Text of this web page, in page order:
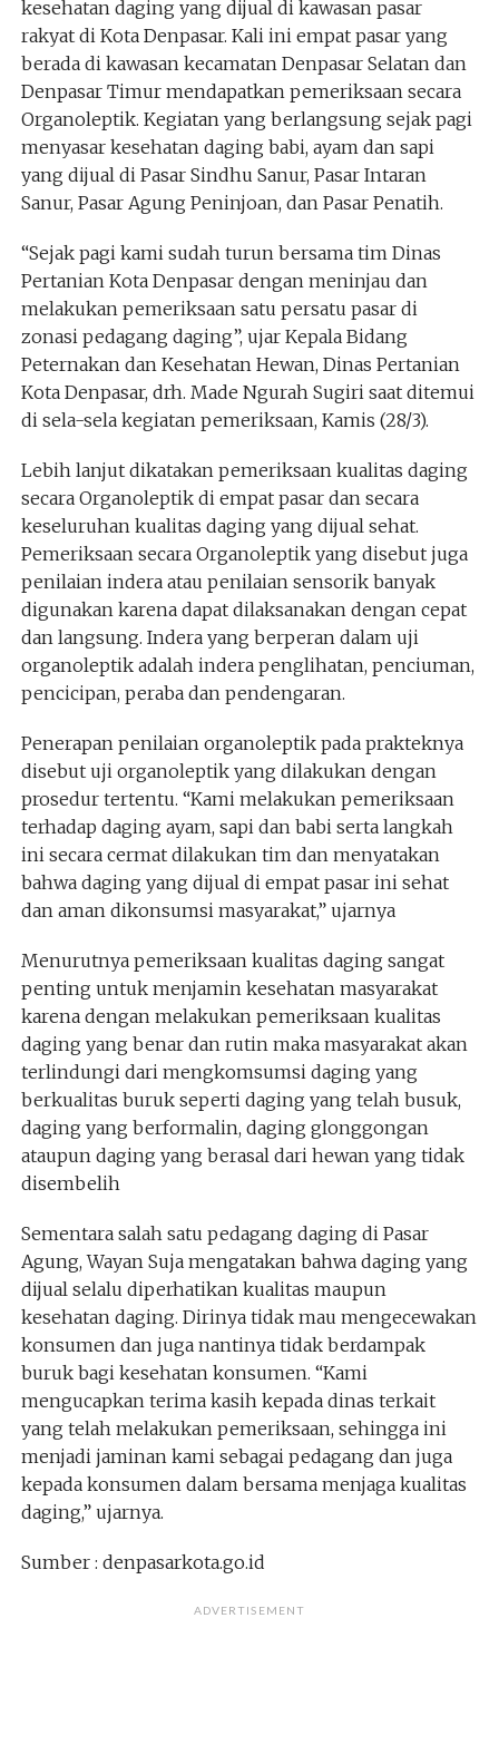
kesehatan daging yang dijual di kawasan pasar
rakyat di Kota Denpasar. Kali ini empat pasar yang
berada di kawasan kecamatan Denpasar Selatan dan
Denpasar Timur mendapatkan pemeriksaan secara
Organoleptik. Kegiatan yang berlangsung sejak pagi
menyasar kesehatan daging babi, ayam dan sapi
yang dijual di Pasar Sindhu Sanur, Pasar Intaran
Sanur, Pasar Agung Peninjoan, dan Pasar Penatih.
“Sejak pagi kami sudah turun bersama tim Dinas
Pertanian Kota Denpasar dengan meninjau dan
melakukan pemeriksaan satu persatu pasar di
zonasi pedagang daging”, ujar Kepala Bidang
Peternakan dan Kesehatan Hewan, Dinas Pertanian
Kota Denpasar, drh. Made Ngurah Sugiri saat ditemui
di sela-sela kegiatan pemeriksaan, Kamis (28/3).
Lebih lanjut dikatakan pemeriksaan kualitas daging
secara Organoleptik di empat pasar dan secara
keseluruhan kualitas daging yang dijual sehat.
Pemeriksaan secara Organoleptik yang disebut juga
penilaian indera atau penilaian sensorik banyak
digunakan karena dapat dilaksanakan dengan cepat
dan langsung. Indera yang berperan dalam uji
organoleptik adalah indera penglihatan, penciuman,
pencicipan, peraba dan pendengaran.
Penerapan penilaian organoleptik pada prakteknya
disebut uji organoleptik yang dilakukan dengan
prosedur tertentu. “Kami melakukan pemeriksaan
terhadap daging ayam, sapi dan babi serta langkah
ini secara cermat dilakukan tim dan menyatakan
bahwa daging yang dijual di empat pasar ini sehat
dan aman dikonsumsi masyarakat,” ujarnya
Menurutnya pemeriksaan kualitas daging sangat
penting untuk menjamin kesehatan masyarakat
karena dengan melakukan pemeriksaan kualitas
daging yang benar dan rutin maka masyarakat akan
terlindungi dari mengkomsumsi daging yang
berkualitas buruk seperti daging yang telah busuk,
daging yang berformalin, daging glonggongan
ataupun daging yang berasal dari hewan yang tidak
disembelih
Sementara salah satu pedagang daging di Pasar
Agung, Wayan Suja mengatakan bahwa daging yang
dijual selalu diperhatikan kualitas maupun
kesehatan daging. Dirinya tidak mau mengecewakan
konsumen dan juga nantinya tidak berdampak
buruk bagi kesehatan konsumen. “Kami
mengucapkan terima kasih kepada dinas terkait
yang telah melakukan pemeriksaan, sehingga ini
menjadi jaminan kami sebagai pedagang dan juga
kepada konsumen dalam bersama menjaga kualitas
daging,” ujarnya.
Sumber : denpasarkota.go.id
ADVERTISEMENT